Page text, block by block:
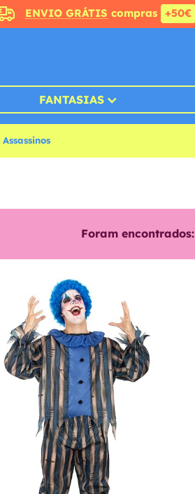
ENVIO GRÁTIS compras +50€
FANTASIAS
Foram encontrados: